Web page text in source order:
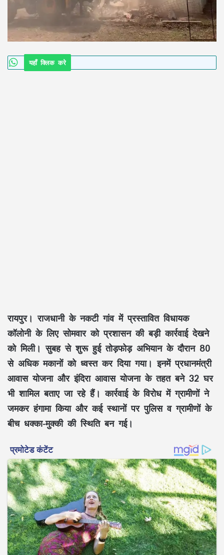
यहाँ क्लिक करे
रायपुर। राजधानी के नकटी गांव में प्रस्तावित विधायक
कॉलोनी के लिए सोमवार को प्रशासन की बड़ी कार्रवाई देखने
को मिली। सुबह से शुरू हुई तोड़फोड़ अभियान के दौरान 80
से अधिक मकानों को ध्वस्त कर दिया गया। इनमें प्रधानमंत्री
आवास योजना और इंदिरा आवास योजना के तहत बने 32 घर
भी शामिल बताए जा रहे हैं। कार्रवाई के विरोध में ग्रामीणों ने
जमकर हंगामा किया और कई स्थानों पर पुलिस व ग्रामीणों के
बीच धक्का-मुक्की की स्थिति बन गई।